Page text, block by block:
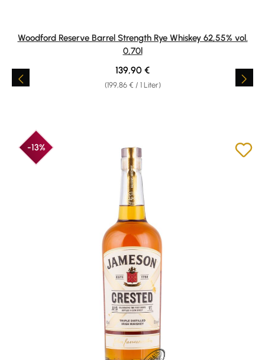
Woodford Reserve Barrel Strength Rye Whiskey 62,55% vol.
0,70l
(199,86 € / 1 Liter)
Regulärer Preis:
139,90 €
-13%